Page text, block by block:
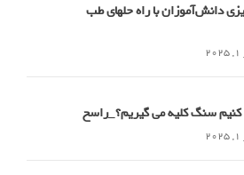
دانش‌آموزان با راه حلهای طب